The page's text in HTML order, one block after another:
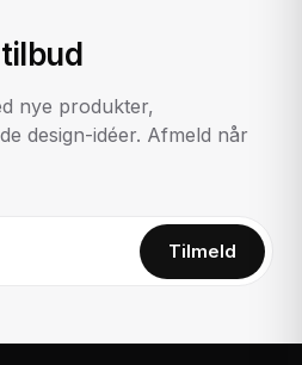
nye produkter,
design-idéer. Afmeld når
Tilmeld